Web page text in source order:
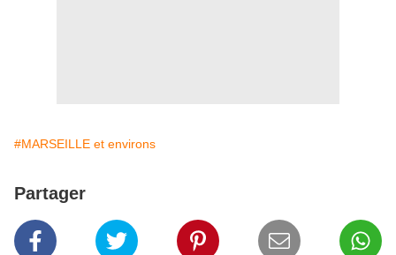
#MARSEILLE et environs
Partager